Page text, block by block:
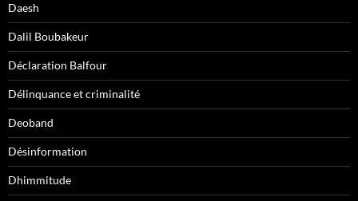
Daesh
Dalil Boubakeur
Déclaration Balfour
Délinquance et criminalité
Deoband
Désinformation
Dhimmitude